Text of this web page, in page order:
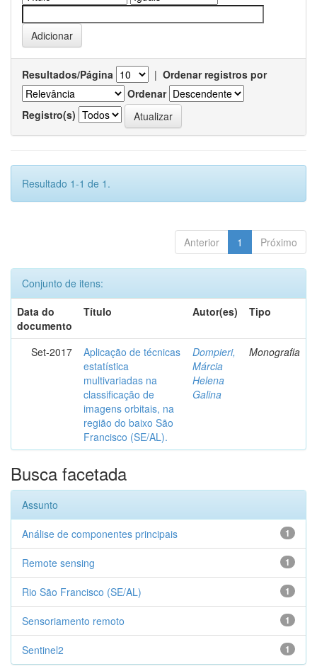
Resultados/Página | Ordenar registros por
Ordenar
Registro(s)
Resultado 1-1 de 1.
Anterior 1 Próximo
Conjunto de itens:
Data do
documento
Título Autor(es) Tipo
Set-2017
Aplicação de técnicas
estatística
multivariadas na
classificação de
imagens orbitais, na
região do baixo São
Francisco (SE/AL).
Dompieri,
Márcia
Helena
Galina
Monografia
Busca facetada
Assunto
1
Análise de componentes principais
1
Remote sensing
1
Rio São Francisco (SE/AL)
1
Sensoriamento remoto
1
Sentinel2